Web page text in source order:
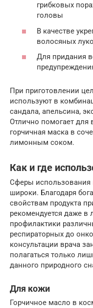
грибковых
головы
В качестве
волосяных
Для придания
При приготовлении
используют в
сандала, апельсина,
Отлично помогает для
горчичная маска в
лимонным соком.
Как и где
Сферы использования
широки. Благодаря
свойствам продукта
рекомендуется даже в
профилактики
респираторных до
консультации врача
полагаться только
данного природного
Для кожи
Горчичное масло в